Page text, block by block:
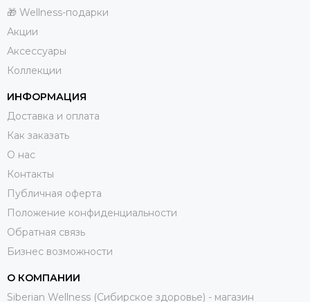
🎁 Wellness-подарки
Акции
Аксессуары
Коллекции
ИНФОРМАЦИЯ
Доставка и оплата
Как заказать
О нас
Контакты
Публичная оферта
Положение конфиденциальности
Обратная связь
Бизнес возможности
О КОМПАНИИ
Siberian Wellness (Сибирское здоровье) - магазин